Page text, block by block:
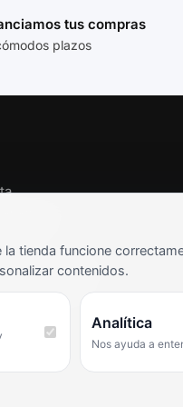
tus compras
plazos
cliente
y condiciones
frecuentes
tienda funcione
contenidos.
Analítica
Nos ayuda a